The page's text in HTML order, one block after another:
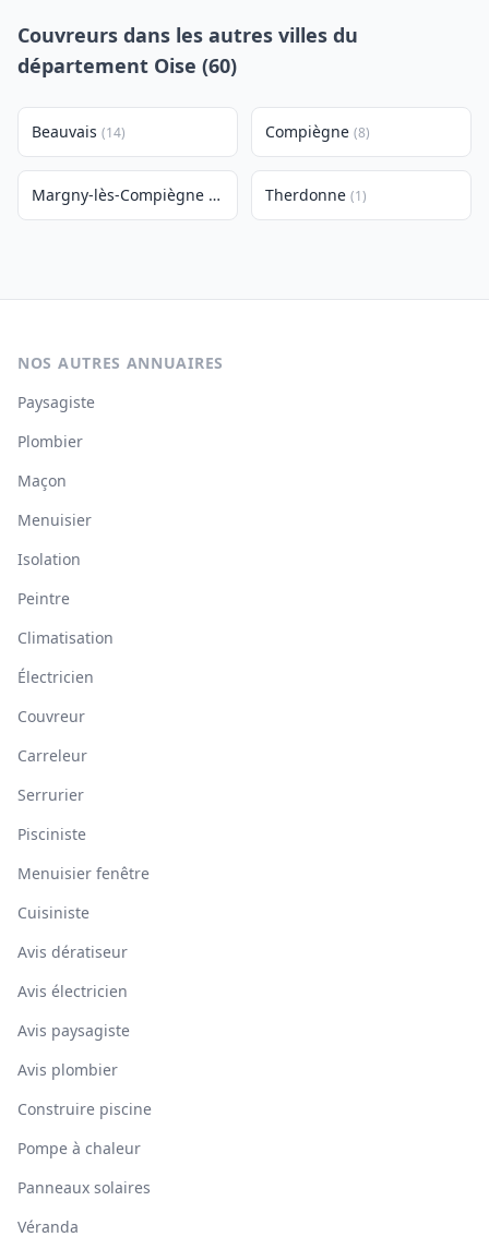
Couvreurs dans les autres villes du
département Oise (60)
Beauvais (14) Compiègne (8)
Margny-lès-Compiègne (2) Therdonne (1)
NOS AUTRES ANNUAIRES
Paysagiste
Plombier
Maçon
Menuisier
Isolation
Peintre
Climatisation
Électricien
Couvreur
Carreleur
Serrurier
Pisciniste
Menuisier fenêtre
Cuisiniste
Avis dératiseur
Avis électricien
Avis paysagiste
Avis plombier
Construire piscine
Pompe à chaleur
Panneaux solaires
Véranda